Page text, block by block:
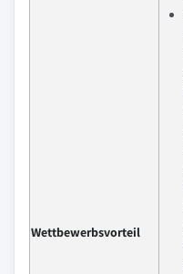
Wettbewerbsvorteil